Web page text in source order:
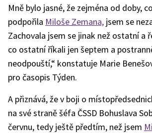
Mně bylo jasné, že zejména od doby,
podpořila Miloše Zemana, jsem se
Zachovala jsem se jinak než ostatní a
co ostatní říkali jen šeptem a
neodpouští,“ konstatuje Marie
pro časopis Týden.
A přiznává, že v boji o
na své straně šéfa ČSSD Bohuslava
červnu, tedy ještě předtím, než jsem